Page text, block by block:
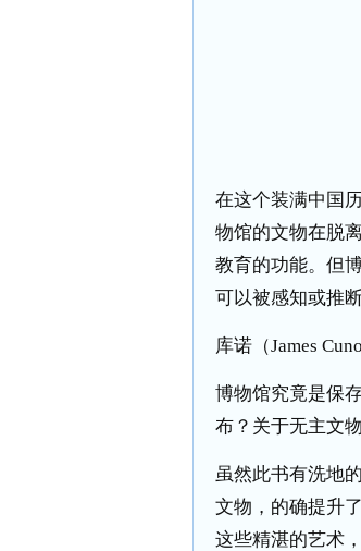
在这个装满中国
物馆的文物在脱
教育的功能。但
可以被感知或推
库诺（James
博物馆究竟是保
布？关于无主文
虽然此书有洗地
文物，的确提升
这些精湛的艺术